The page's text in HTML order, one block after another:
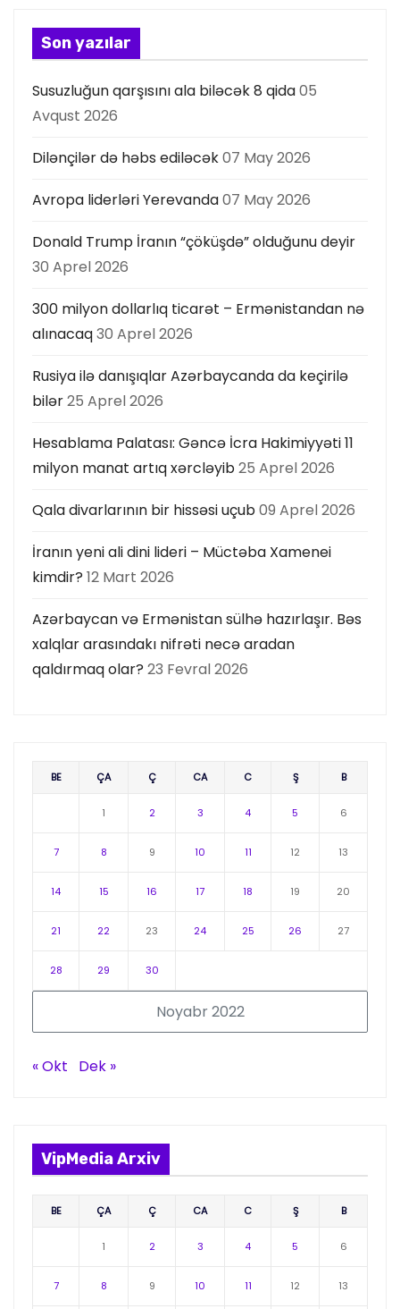
Son yazılar
Susuzluğun qarşısını ala biləcək 8 qida05
Avqust 2026
Dilənçilər də həbs ediləcək07 May 2026
Avropa liderləri Yerevanda07 May 2026
Donald Trump İranın “çöküşdə” olduğunu deyir
30 Aprel 2026
300 milyon dollarlıq ticarət – Ermənistandan nə
alınacaq30 Aprel 2026
Rusiya ilə danışıqlar Azərbaycanda da keçirilə
bilər25 Aprel 2026
Hesablama Palatası: Gəncə İcra Hakimiyyəti 11
milyon manat artıq xərcləyib25 Aprel 2026
Qala divarlarının bir hissəsi uçub09 Aprel 2026
İranın yeni ali dini lideri – Müctəba Xamenei
kimdir? 12 Mart 2026
Azərbaycan və Ermənistan sülhə hazırlaşır. Bəs
xalqlar arasındakı nifrəti necə aradan
qaldırmaq olar? 23 Fevral 2026
Noyabr 2022
BE ÇA Ç CA C Ş B
1 2 3 4 5 6
7 8 9 10 11 12 13
14 15 16 17 18 19 20
21 22 23 24 25 26 27
28 29 30
« Okt Dek »
VipMedia Arxiv
BE ÇA Ç CA C Ş B
1 2 3 4 5 6
7 8 9 10 11 12 13